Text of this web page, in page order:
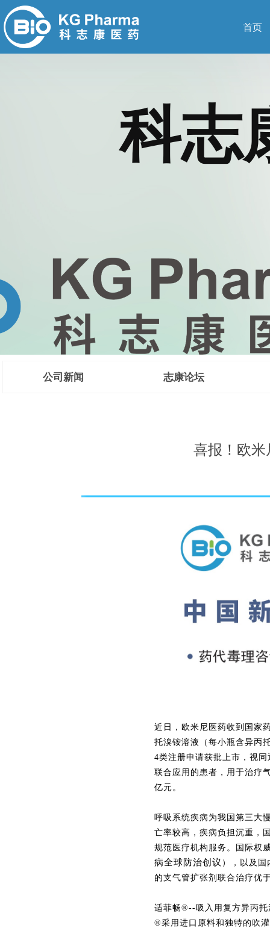
首页
喜报！欧
近日，欧米尼医药收到国家
托溴铵溶液（每小瓶含异丙
4类注册申请获批上市，视
联合应用的患者，用于治疗
亿元。
呼吸系统疾病为我国第三大
亡率较高，疾病负担沉重，
规范医疗机构服务。国际权
病全球防治创议 ），以及
的支气管扩张剂联合治疗优
适菲畅®--吸入用复方异丙托
®采用进口原料和独特的吹
科志
CMC法规咨
公司新闻 志康论坛